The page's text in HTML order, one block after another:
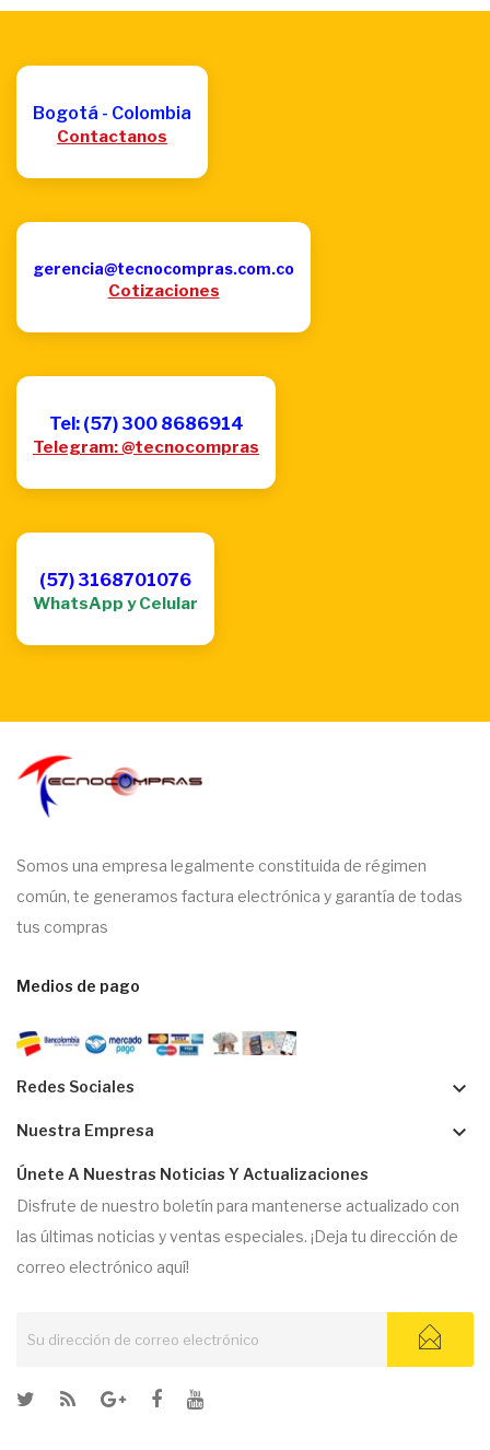
Bogotá - Colombia
Contactanos
gerencia@tecnocompras.com.co
Cotizaciones
Tel: (57) 300 8686914
Telegram: @tecnocompras
(57) 3168701076
WhatsApp y Celular
Somos una empresa legalmente constituida de régimen
común, te generamos factura electrónica y garantía de todas
tus compras
Medios de pago
Redes Sociales keyboard_arrow_down
Nuestra Empresa keyboard_arrow_down
Únete A Nuestras Noticias Y Actualizaciones
Disfrute de nuestro boletín para mantenerse actualizado con
las últimas noticias y ventas especiales. ¡Deja tu dirección de
correo electrónico aquí!